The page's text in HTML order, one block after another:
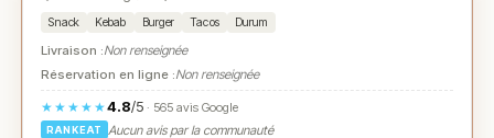
Snack Kebab Burger Tacos Durum
Livraison :Non renseignée
Réservation en ligne :Non renseignée
★★★★★4.8/5· 565 avis Google
RANKEAT
Aucun avis par la communauté